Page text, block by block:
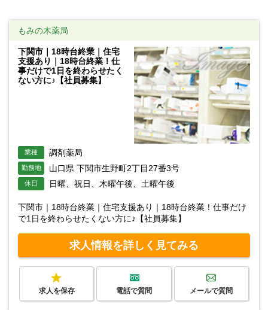
もみの木薬局
下関市｜18時台終業｜住宅
支援あり｜18時台終業！仕
事だけで1日を終わらせたく
ない方に♪【社員募集】
業種 調剤薬局
勤務地 山口県 下関市生野町2丁目27番3号
休日 日曜、祝日、木曜午後、土曜午後
下関市｜18時台終業｜住宅支援あり｜18時台終業！仕事だけ
で1日を終わらせたくない方に♪【社員募集】
求人情報を詳しく見てみる
求人を保存 電話で質問 メールで質問